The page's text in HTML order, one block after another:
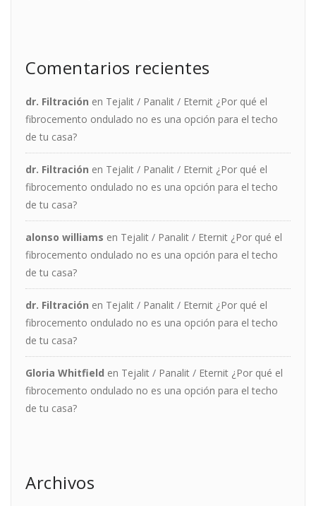
Comentarios recientes
dr. Filtración en Tejalit / Panalit / Eternit ¿Por qué el
fibrocemento ondulado no es una opción para el techo
de tu casa?
dr. Filtración en Tejalit / Panalit / Eternit ¿Por qué el
fibrocemento ondulado no es una opción para el techo
de tu casa?
alonso williams en Tejalit / Panalit / Eternit ¿Por qué el
fibrocemento ondulado no es una opción para el techo
de tu casa?
dr. Filtración en Tejalit / Panalit / Eternit ¿Por qué el
fibrocemento ondulado no es una opción para el techo
de tu casa?
Gloria Whitfield en Tejalit / Panalit / Eternit ¿Por qué el
fibrocemento ondulado no es una opción para el techo
de tu casa?
Archivos